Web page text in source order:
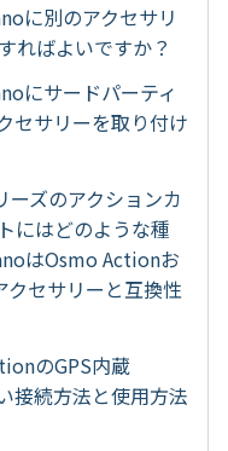
に別のアクセサリ
ればよいですか？
にサードパーティ
セサリーを取り付け
ーズのアクションカ
にはどのような種
はOsmo Actionお
クセサリーと互換性
のGPS内蔵
続方法と使用方法